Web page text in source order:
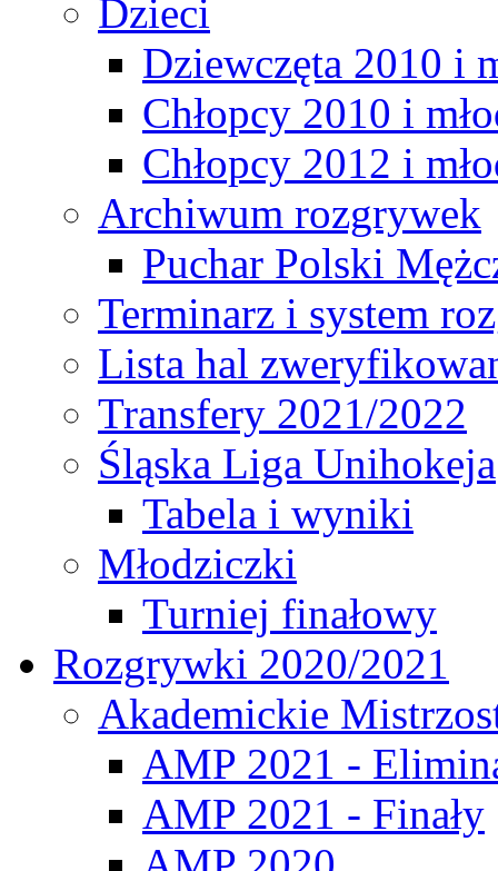
Dzieci
Dziewczęta 2010 i
Chłopcy 2010 i
Chłopcy 2012 i
Archiwum rozgrywek
Puchar Polski
Terminarz i system
Lista hal
Transfery 2021/2022
Śląska Liga Unihokeja
Tabela i wyniki
Młodziczki
Turniej finałowy
Rozgrywki 2020/2021
Akademickie
AMP 2021 -
AMP 2021 - Finały